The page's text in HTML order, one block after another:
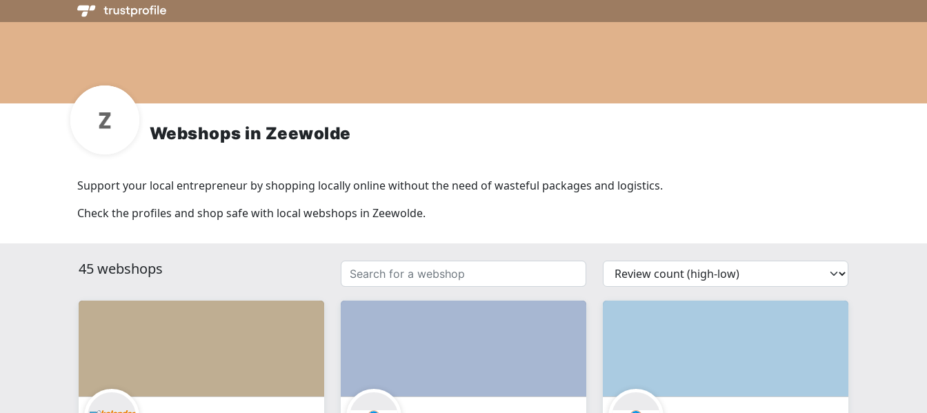
Webshops in Zeewolde
Support your local entrepreneur by shopping locally online without the need of wasteful packages and logistics.
Check the profiles and shop safe with local webshops in Zeewolde.
45 webshops
Search
for
a
{{
__('Sort')
}}